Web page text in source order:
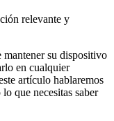
relevante y
mantener su dispositivo
en cualquier
artículo hablaremos
que necesitas saber